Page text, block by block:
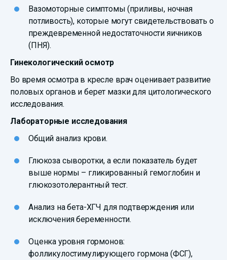
Вазомоторные симптомы (приливы, ночная
потливость), которые могут свидетельствовать о
преждевременной недостаточности яичников
(ПНЯ).
Гинекологический осмотр
Во время осмотра в кресле врач оценивает развитие
половых органов и берет мазки для цитологического
исследования.
Лабораторные исследования
Общий анализ крови.
Глюкоза сыворотки, а если показатель будет
выше нормы – гликированный гемоглобин и
глюкозотолерантный тест.
Анализ на бета-ХГЧ для подтверждения или
исключения беременности.
Оценка уровня гормонов:
фолликулостимулирующего гормона (ФСГ),